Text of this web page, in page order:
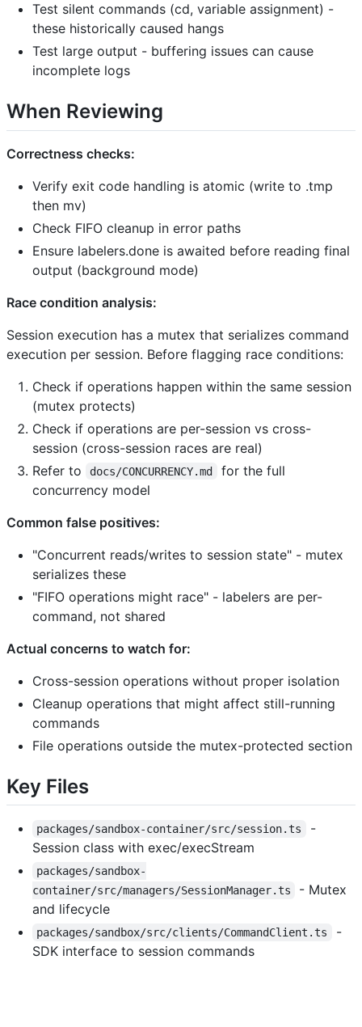
Test silent commands (cd, variable assignment) -
these historically caused hangs
Test large output - buffering issues can cause
incomplete logs
When Reviewing
Correctness checks:
Verify exit code handling is atomic (write to .tmp
then mv)
Check FIFO cleanup in error paths
Ensure labelers.done is awaited before reading final
output (background mode)
Race condition analysis:
Session execution has a mutex that serializes command
execution per session. Before flagging race conditions:
Check if operations happen within the same session
(mutex protects)
Check if operations are per-session vs cross-
session (cross-session races are real)
Refer to
docs/CONCURRENCY.md
for the full
concurrency model
Common false positives:
"Concurrent reads/writes to session state" - mutex
serializes these
"FIFO operations might race" - labelers are per-
command, not shared
Actual concerns to watch for:
Cross-session operations without proper isolation
Cleanup operations that might affect still-running
commands
File operations outside the mutex-protected section
Key Files
packages/sandbox-container/src/session.ts
-
Session class with exec/execStream
packages/sandbox-
container/src/managers/SessionManager.ts
- Mutex
and lifecycle
packages/sandbox/src/clients/CommandClient.ts
-
SDK interface to session commands